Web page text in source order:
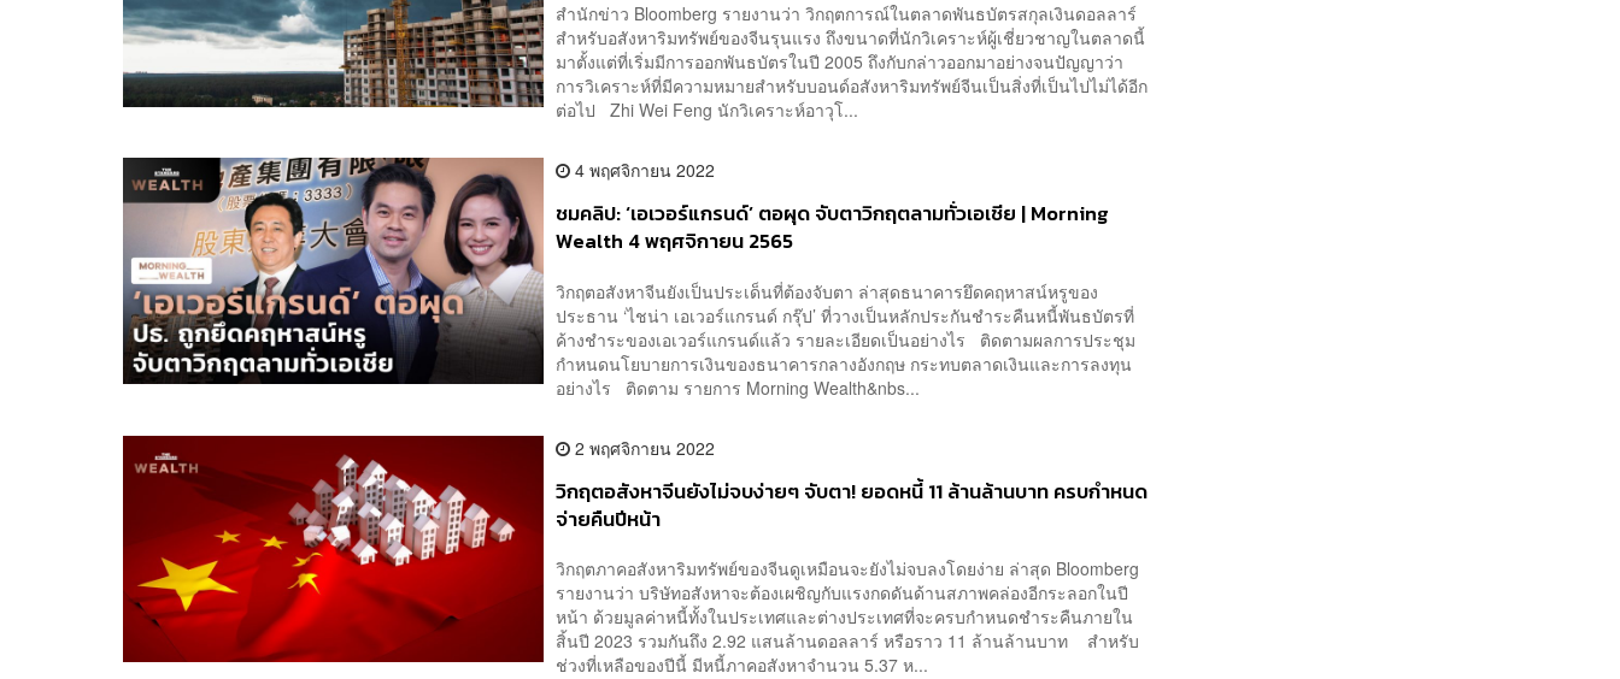
สำนักข่าว Bloomberg รายงานว่า วิกฤตการณ์ในตลาดพันธบัตรสกุลเงินดอลลาร์
สำหรับอสังหาริมทรัพย์ของจีนรุนแรง ถึงขนาดที่นักวิเคราะห์ผู้เชี่ยวชาญในตลาดนี้
มาตั้งแต่ที่เริ่มมีการออกพันธบัตรในปี 2005 ถึงกับกล่าวออกมาอย่างจนปัญญาว่า
การวิเคราะห์ที่มีความหมายสำหรับบอนด์อสังหาริมทรัพย์จีนเป็นสิ่งที่เป็นไปไม่ได้อีก
ต่อไป Zhi Wei Feng นักวิเคราะห์อาวุโ...
4 พฤศจิกายน 2022
ชมคลิป: ‘เอเวอร์แกรนด์’ ตอผุด จับตาวิกฤตลามทั่วเอเชีย | Morning
Wealth 4 พฤศจิกายน 2565
วิกฤตอสังหาจีนยังเป็นประเด็นที่ต้องจับตา ล่าสุดธนาคารยึดคฤหาสน์หรูของ
ประธาน ‘ไชน่า เอเวอร์แกรนด์ กรุ๊ป’ ที่วางเป็นหลักประกันชำระคืนหนี้พันธบัตรที่
ค้างชำระของเอเวอร์แกรนด์แล้ว รายละเอียดเป็นอย่างไร ติดตามผลการประชุม
กำหนดนโยบายการเงินของธนาคารกลางอังกฤษ กระทบตลาดเงินและการลงทุน
อย่างไร ติดตาม รายการ Morning Wealth&nbs...
2 พฤศจิกายน 2022
วิกฤตอสังหาจีนยังไม่จบง่ายๆ จับตา! ยอดหนี้ 11 ล้านล้านบาท ครบกำหนด
จ่ายคืนปีหน้า
วิกฤตภาคอสังหาริมทรัพย์ของจีนดูเหมือนจะยังไม่จบลงโดยง่าย ล่าสุด Bloomberg
รายงานว่า บริษัทอสังหาจะต้องเผชิญกับแรงกดดันด้านสภาพคล่องอีกระลอกในปี
หน้า ด้วยมูลค่าหนี้ทั้งในประเทศและต่างประเทศที่จะครบกำหนดชำระคืนภายใน
สิ้นปี 2023 รวมกันถึง 2.92 แสนล้านดอลลาร์ หรือราว 11 ล้านล้านบาท สำหรับ
ช่วงที่เหลือของปีนี้ มีหนี้ภาคอสังหาจำนวน 5.37 ห...